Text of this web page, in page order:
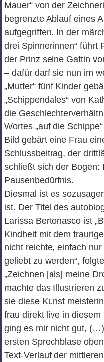
Mauer“ von der
begrenzte Ablauf eines
aufgegriffen. In der
drei Spinnerinnen“ führt
der Prinz seine Gattin
– dafür darf sie nun im
„Mutter“ fünf Kinder
„Schippendales“ von
die
Wortes „auf die
Bild gebärt eine Frau
Schlussbeitrag, der
schließt sich der Bogen:
Pausenbedürfnis.
Diesmal ist es
ist. Der Titel des
Larissa Bertonasco ist
Kindheit mit dem
nicht reichte, einfach
geliebt zu werden“,
„Zeichnen [als] meine
machte das Illustrieren
sie diese Kunst
frau direkt live in diesem
ging es mir nicht gut,
ersten Sprechblase
Text-Verlauf der